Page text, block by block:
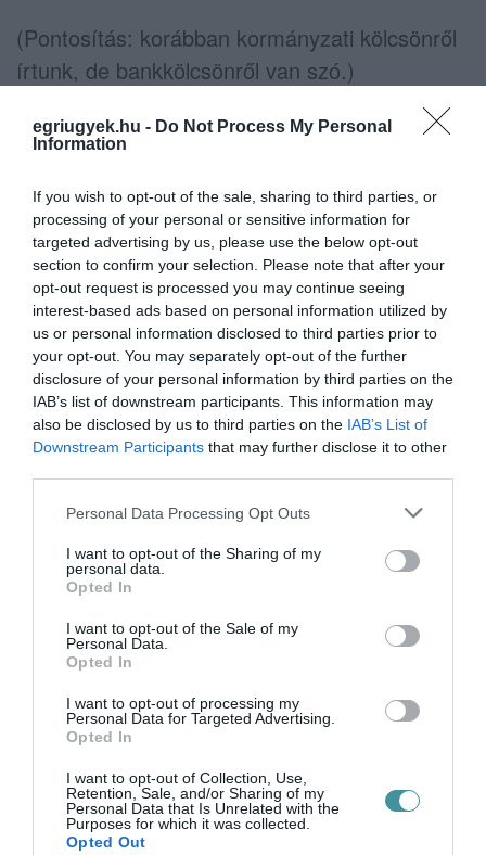
egriugyek.hu - Do Not Process My Personal
Information
If you wish to opt-out of the sale, sharing to third parties, or
processing of your personal or sensitive information for
targeted advertising by us, please use the below opt-out
section to confirm your selection. Please note that after your
opt-out request is processed you may continue seeing
interest-based ads based on personal information utilized by
us or personal information disclosed to third parties prior to
your opt-out. You may separately opt-out of the further
disclosure of your personal information by third parties on the
IAB’s list of downstream participants. This information may
also be disclosed by us to third parties on the IAB’s List of
Downstream Participants that may further disclose it to other
Please note that this website/app uses one or more Google
not limited to your visit or usage behaviour. You may click to
grant or deny consent to Google and its third-party tags to
use your data for below specified purposes in below Google
consent section.
Personal Data Processing Opt Outs
I want to opt-out of the Sharing of my
personal data.
Opted In
I want to opt-out of the Sale of my
Personal Data.
Opted In
I want to opt-out of processing my
Personal Data for Targeted Advertising.
Opted In
I want to opt-out of Collection, Use,
Retention, Sale, and/or Sharing of my
Personal Data that Is Unrelated with the
Purposes for which it was collected.
Opted Out
(Pontosítás: korábban kormányzati kölcsönről
írtunk, de bankkölcsönről van szó.)
Ne maradjon le a legfrissebb hírekről, kövessen
bennünket az EGRI ÜGYEK Google Hírek oldalán!
VISSZA A FŐOLDALRA
Legfrissebb híreink
2026. augusztus 08 Mindenki ügye
ELNÖKNEK A TISZA
2026. augusztus 08|Mindenki ügye